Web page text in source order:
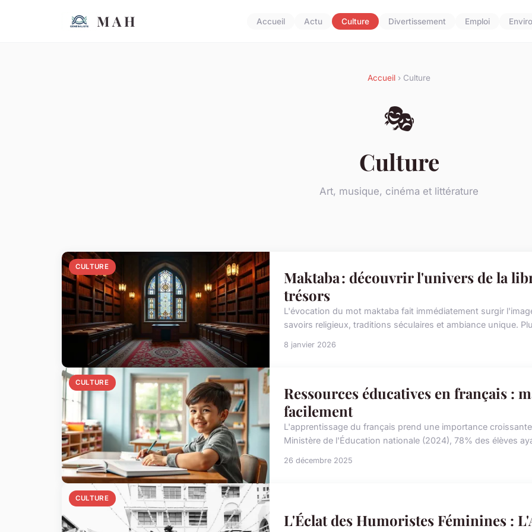
M A H Accueil Actu Culture Divertissement Emploi
Accueil › Culture
🎭
Culture
Art, musique, cinéma et littérature
CULTURE
Maktaba : découvrir l'univers de la
trésors
L'évocation du mot maktaba fait immédiatement surgir
savoirs religieux, traditions séculaires et ambiance unique.
8 janvier 2026
CULTURE
Ressources éducatives en français :
facilement
L'apprentissage du français prend une importance
Ministère de l'Éducation nationale (2024), 78% des élèves
26 décembre 2025
CULTURE
L'Éclat des Humoristes Féminines :